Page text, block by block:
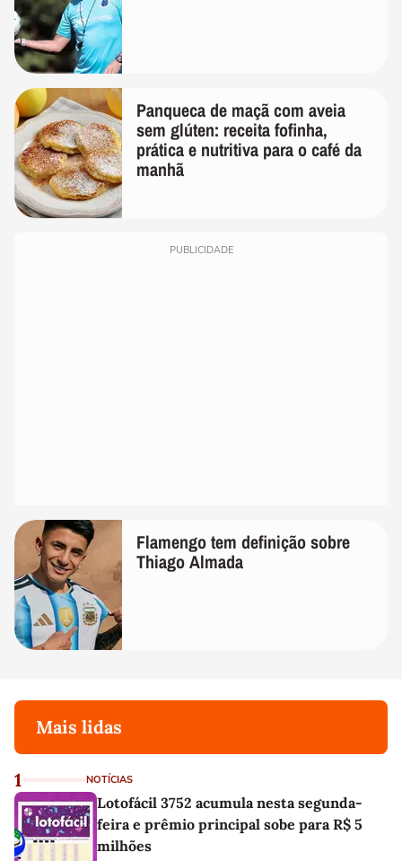
Panqueca de maçã com aveia
sem glúten: receita fofinha,
prática e nutritiva para o café da
manhã
PUBLICIDADE
Flamengo tem definição sobre
Thiago Almada
Mais lidas
1 NOTÍCIAS
Lotofácil 3752 acumula nesta segunda-
feira e prêmio principal sobe para R$ 5
milhões